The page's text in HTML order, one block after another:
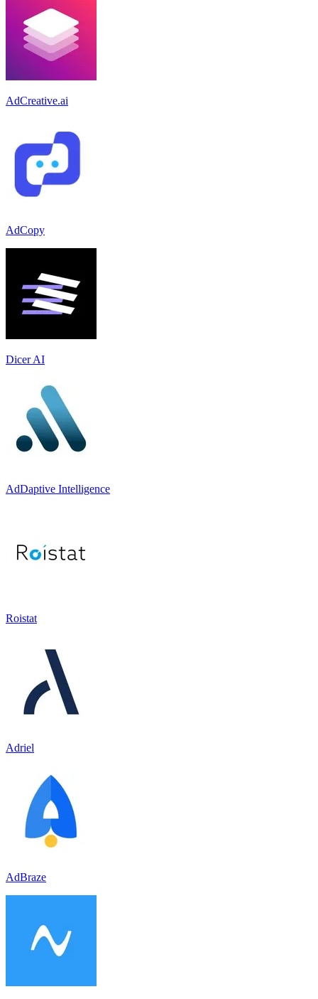
AdCreative.ai
AdCopy
Dicer AI
AdDaptive Intelligence
Roistat
Adriel
AdBraze